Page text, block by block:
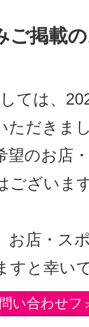
ご掲載
ては、
ただきま
望のお店
ございま
店・ス
すと幸い
い合わせフ